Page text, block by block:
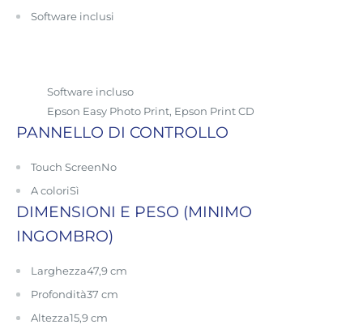
Software inclusi
Software incluso
Epson Easy Photo Print, Epson Print CD
PANNELLO DI CONTROLLO
Touch ScreenNo
A coloriSì
DIMENSIONI E PESO (MINIMO
INGOMBRO)
Larghezza47,9 cm
Profondità37 cm
Altezza15,9 cm